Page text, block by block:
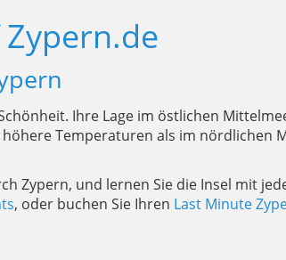
Ihre Lage im östlichen
Temperaturen als im nördlichen
Zypern, und lernen Sie die Insel mit
, oder buchen Sie Ihren Last Minute